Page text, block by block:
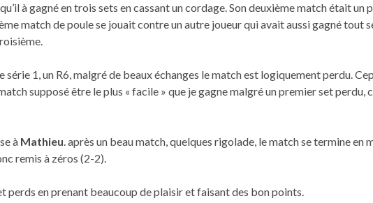
à gagné en trois sets en cassant un cordage. Son deuxième match était un
match de poule se jouait contre un autre joueur qui avait aussi gagné tout
1, un R6, malgré de beaux échanges le match est logiquement perdu.
supposé être le plus « facile » que je gagne malgré un premier set perdu,
à Mathieu. après un beau match, quelques rigolade, le match se termine en
remis à zéros (2-2).
perds en prenant beaucoup de plaisir et faisant des bon points.